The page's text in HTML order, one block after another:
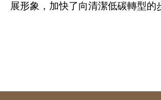
展形象，加快了向清潔低碳轉型的